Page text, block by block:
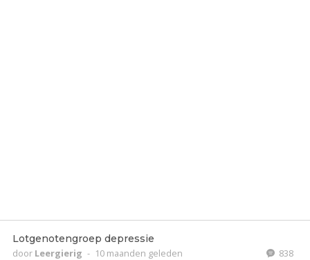
Lotgenotengroep depressie
door Leergierig - 10 maanden geleden 838